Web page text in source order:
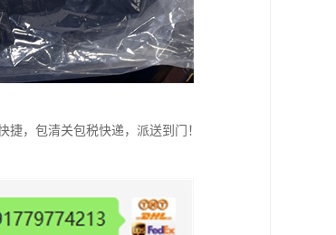
，包清关包税快递，派送到门！